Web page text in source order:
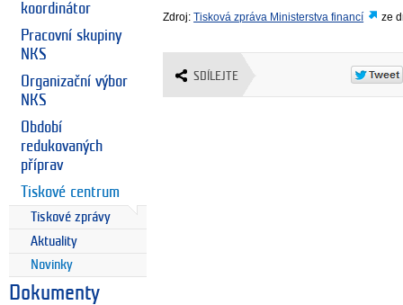
koordinátor
Pracovní skupiny
NKS
Organizační výbor
NKS
Období
redukovaných
příprav
Tiskové centrum
Tiskové zprávy
Aktuality
Novinky
Dokumenty
Zdroj:Tisková zpráva Ministerstva financí ze
SDÍLEJTE